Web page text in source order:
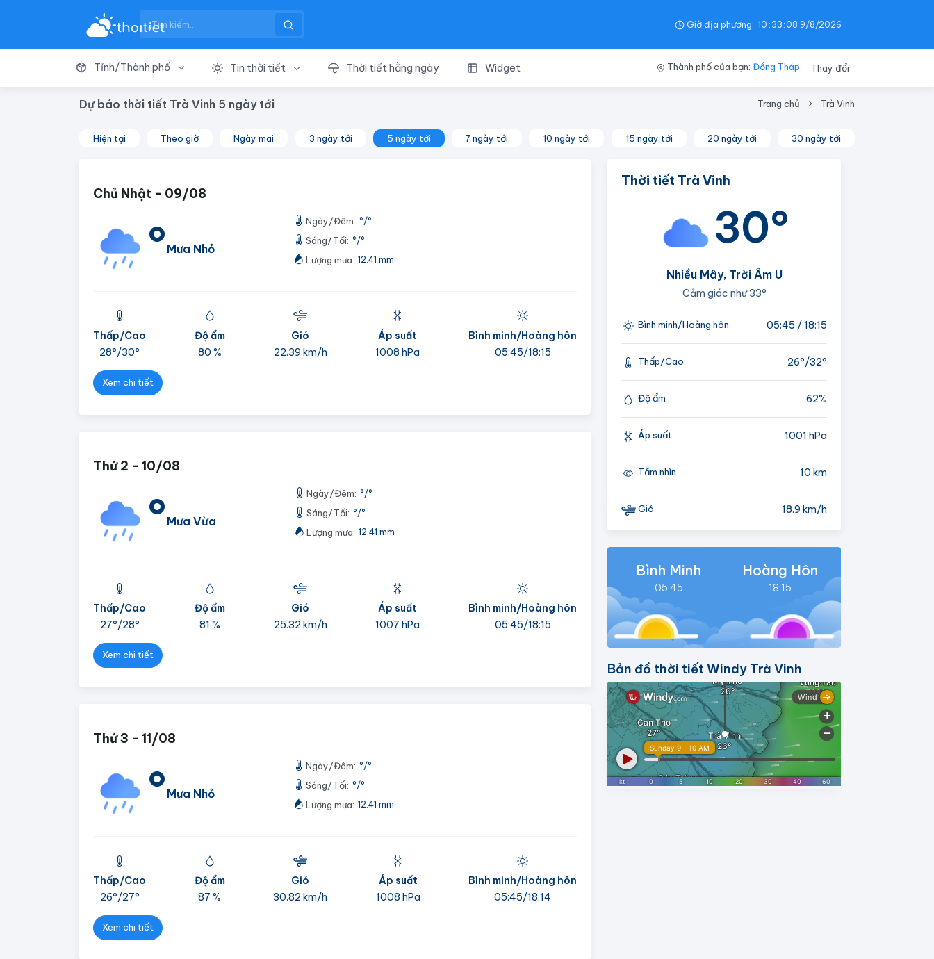
Giờ địa phương: 10 : 33 : 08 9/8/2026
Tỉnh/Thành phố Tin thời tiết Thời tiết hằng ngày Widget Thành phố của bạn: Đồng Tháp Thay đổi
Dự báo thời tiết Trà Vinh 5 ngày tới Trang chủ Trà Vinh
Hiện tại Theo giờ Ngày mai 3 ngày tới 5 ngày tới 7 ngày tới 10 ngày tới 15 ngày tới 20 ngày tới 30 ngày tới
Chủ Nhật - 09/08
° Mưa Nhỏ
Ngày/Đêm: °/°
Sáng/Tối: °/°
Lượng mưa: 12.41 mm
Thấp/Cao
28°/30°
Độ ẩm
80 %
Gió
22.39 km/h
Áp suất
1008 hPa
Bình minh/Hoàng hôn
05:45/18:15
Xem chi tiết
Thứ 2 - 10/08
° Mưa Vừa
Ngày/Đêm: °/°
Sáng/Tối: °/°
Lượng mưa: 12.41 mm
Thấp/Cao
27°/28°
Độ ẩm
81 %
Gió
25.32 km/h
Áp suất
1007 hPa
Bình minh/Hoàng hôn
05:45/18:15
Xem chi tiết
Thứ 3 - 11/08
° Mưa Nhỏ
Ngày/Đêm: °/°
Sáng/Tối: °/°
Lượng mưa: 12.41 mm
Thấp/Cao
26°/27°
Độ ẩm
87 %
Gió
30.82 km/h
Áp suất
1008 hPa
Bình minh/Hoàng hôn
05:45/18:14
Xem chi tiết
Thời tiết Trà Vinh
30°
Nhiều Mây, Trời Âm U
Cảm giác như33°
Bình minh/Hoàng hôn 05:45 / 18:15
Thấp/Cao 26°/32°
Độ ẩm 62%
Áp suất 1001 hPa
Tầm nhìn 10 km
Gió 18.9 km/h
Bình Minh
05:45
Hoàng Hôn
18:15
Bản đồ thời tiết Windy Trà Vinh